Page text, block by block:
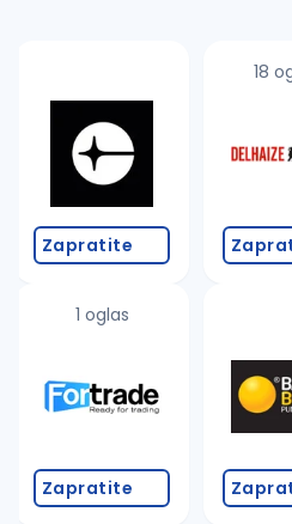
Takođe možete da:
proverite pravopisne
povećajte radijus za
promenite odabrane
Zapratite
1 oglas
Zapratite
18